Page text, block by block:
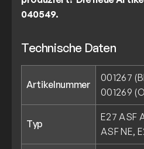
040549.
Technische Daten
Artikelnummer
001267
001269
Typ
E27 ASF
ASF NE,